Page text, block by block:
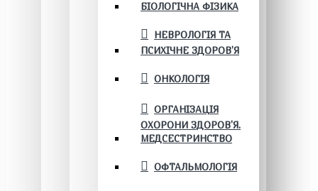
БІОЛОГІЧНА ФІЗИКА
НЕВРОЛОГІЯ ТА
ПСИХІЧНЕ ЗДОРОВ’Я
ОНКОЛОГІЯ
ОРГАНІЗАЦІЯ
ОХОРОНИ ЗДОРОВ'Я.
МЕДСЕСТРИНСТВО
ОФТАЛЬМОЛОГІЯ